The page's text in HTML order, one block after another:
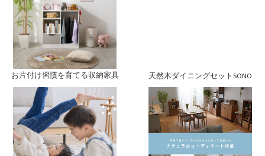
お片付け習慣を育てる収納家具 天然木ダイニングセットSONO